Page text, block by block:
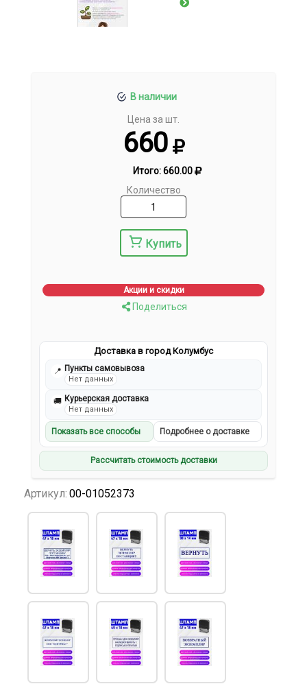
В наличии
Цена за шт.
660
Итого:660.00
Количество
Купить
Акции и скидки
Поделиться
Доставка в город Колумбус
📍 Пункты самовывоза
Нет данных
🚚 Курьерская доставка
Нет данных
Показать все способы Подробнее о доставке
Рассчитать стоимость доставки
Артикул: 00-01052373